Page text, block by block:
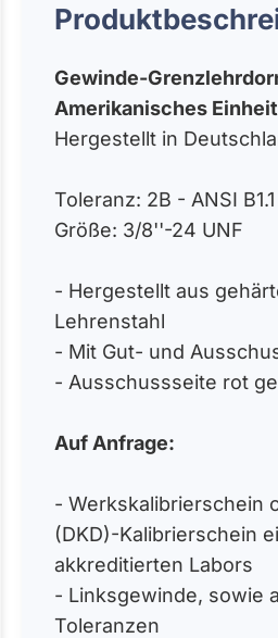
Gewinde-
Amerikanisches
Hergestellt in
Toleranz: 2B - ANSI B1.1
Größe: 3/8''-24 UNF
- Hergestellt aus
Lehrenstahl
- Mit Gut- und
- Ausschussseite rot
Auf Anfrage:
- Werkskalibrierschein
(DKD)-Kalibrierschein
akkreditierten Labors
- Linksgewinde, sowie
Toleranzen